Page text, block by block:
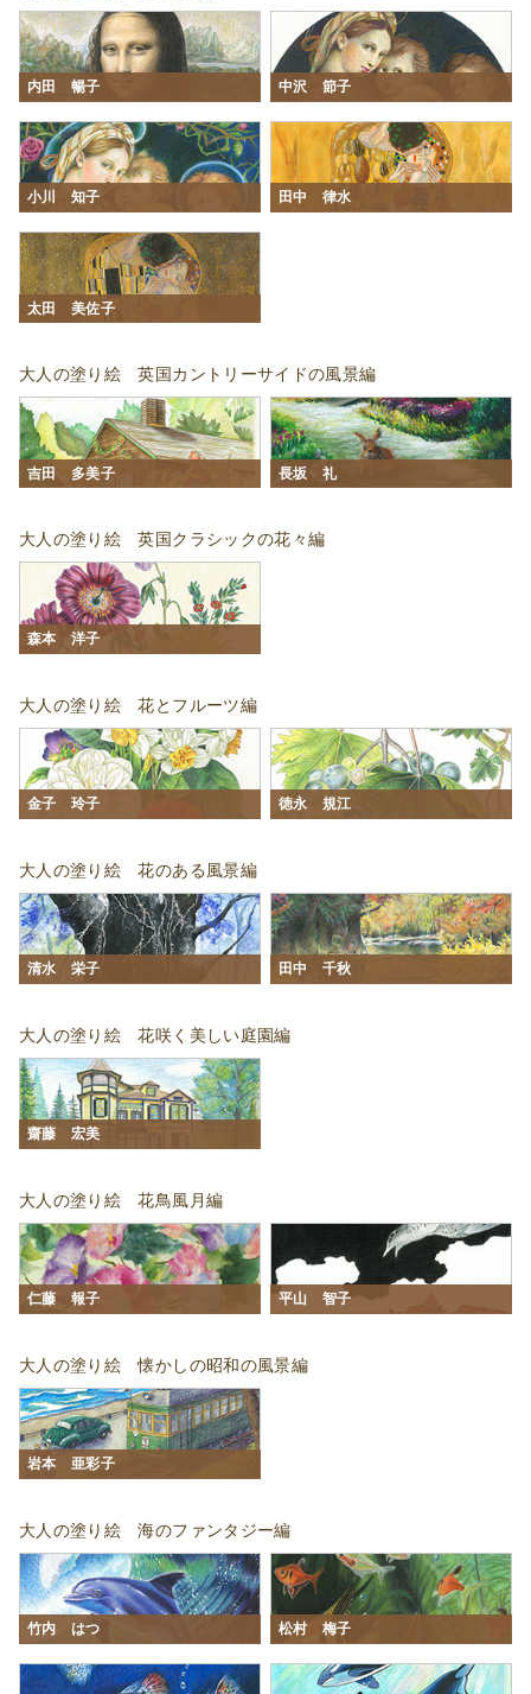
内田 暢子 中沢 節子
小川 知子 田中 律水
太田 美佐子
大人の塗り絵 英国カントリーサイドの風景編
吉田 多美子 長坂 礼
大人の塗り絵 英国クラシックの花々編
森本 洋子
大人の塗り絵 花とフルーツ編
金子 玲子 徳永 規江
大人の塗り絵 花のある風景編
清水 栄子 田中 千秋
大人の塗り絵 花咲く美しい庭園編
齋藤 宏美
大人の塗り絵 花鳥風月編
仁藤 報子 平山 智子
大人の塗り絵 懐かしの昭和の風景編
岩本 亜彩子
大人の塗り絵 海のファンタジー編
竹内 はつ 松村 梅子